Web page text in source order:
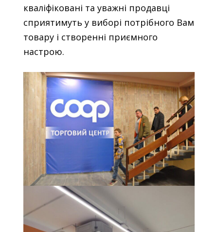
кваліфіковані та уважні продавці
сприятимуть у виборі потрібного Вам
товару і створенні приємного
настрою.